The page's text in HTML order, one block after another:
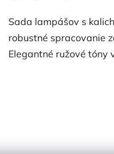
Sada lampášov s
robustné spracovanie
Elegantné ružové